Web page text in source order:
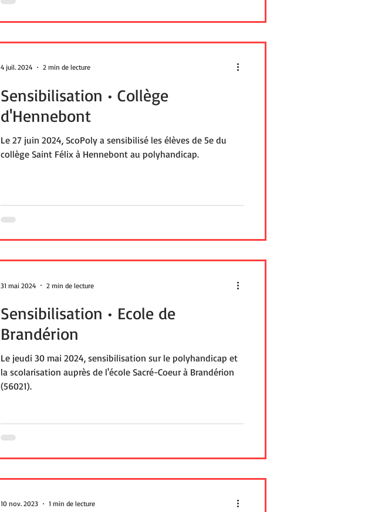
Sensibilisation • Collège
d'Hennebont
Le 27 juin 2024, ScoPoly a sensibilisé les élèves de 5e du
collège Saint Félix à Hennebont au polyhandicap.
4 juil. 2024 2 min de lecture
Sensibilisation • Ecole de
Brandérion
Le jeudi 30 mai 2024, sensibilisation sur le polyhandicap et
la scolarisation auprès de l'école Sacré-Coeur à Brandérion
(56021).
31 mai 2024 2 min de lecture
10 nov. 2023 1 min de lecture